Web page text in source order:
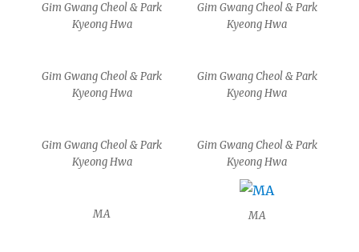
Gim Gwang Cheol & Park
Kyeong Hwa
Gim Gwang Cheol & Park
Kyeong Hwa
Gim Gwang Cheol & Park
Kyeong Hwa
Gim Gwang Cheol & Park
Kyeong Hwa
Gim Gwang Cheol & Park
Kyeong Hwa
Gim Gwang Cheol & Park
Kyeong Hwa
MA MA